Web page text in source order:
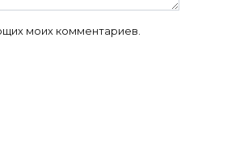
моих комментариев.